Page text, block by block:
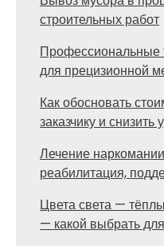
строительных работ
Профессиональные
для прецизионной
Как обосновать
заказчику и снизить
Лечение
реабилитация,
Цвета света —
— какой выбрать